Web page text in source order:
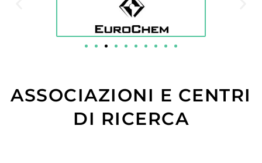
ASSOCIAZIONI E CENTRI
DI RICERCA